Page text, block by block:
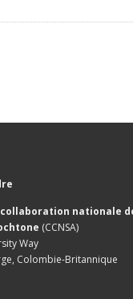
nationale
(CCNSA)
Way
Colombie-Britannique